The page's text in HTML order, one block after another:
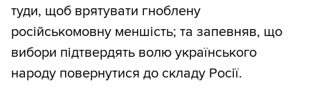
туди, щоб врятувати гноблену
російськомовну меншість; та запевняв, що
вибори підтвердять волю українського
народу повернутися до складу Росії.